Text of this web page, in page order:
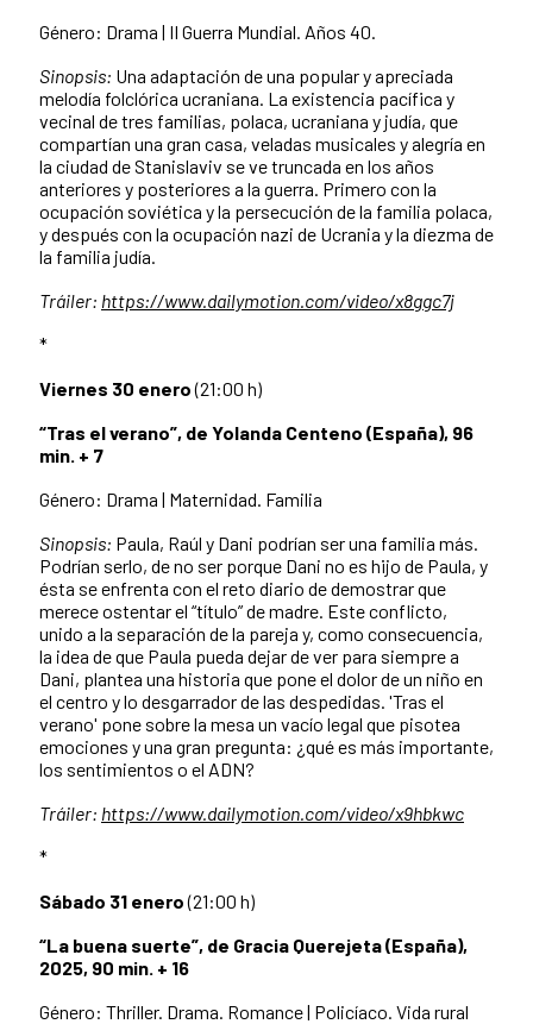
Género: Drama | II Guerra Mundial. Años 40.
Sinopsis: Una adaptación de una popular y apreciada
melodía folclórica ucraniana. La existencia pacífica y
vecinal de tres familias, polaca, ucraniana y judía, que
compartían una gran casa, veladas musicales y alegría en
la ciudad de Stanislaviv se ve truncada en los años
anteriores y posteriores a la guerra. Primero con la
ocupación soviética y la persecución de la familia polaca,
y después con la ocupación nazi de Ucrania y la diezma de
la familia judía.
Tráiler: https://www.dailymotion.com/video/x8ggc7j
*
Viernes 30 enero(21:00 h)
“Tras el verano”, de Yolanda Centeno (España), 96
min. + 7
Género: Drama | Maternidad. Familia
Sinopsis: Paula, Raúl y Dani podrían ser una familia más.
Podrían serlo, de no ser porque Dani no es hijo de Paula, y
ésta se enfrenta con el reto diario de demostrar que
merece ostentar el “título” de madre. Este conflicto,
unido a la separación de la pareja y, como consecuencia,
la idea de que Paula pueda dejar de ver para siempre a
Dani, plantea una historia que pone el dolor de un niño en
el centro y lo desgarrador de las despedidas. 'Tras el
verano' pone sobre la mesa un vacío legal que pisotea
emociones y una gran pregunta: ¿qué es más importante,
los sentimientos o el ADN?
Tráiler: https://www.dailymotion.com/video/x9hbkwc
*
Sábado 31 enero(21:00 h)
“La buena suerte”, de Gracia Querejeta (España),
2025, 90 min. + 16
Género: Thriller. Drama. Romance | Policíaco. Vida rural